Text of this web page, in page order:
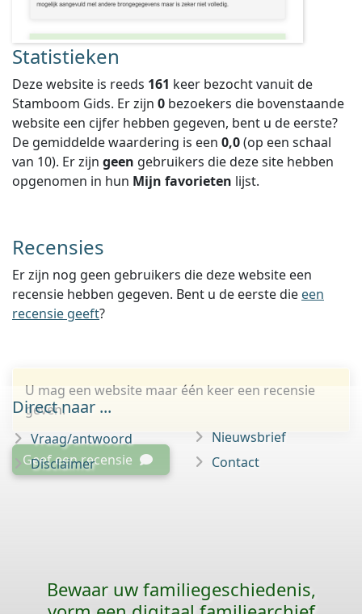
Statistieken
Deze website is reeds 161 keer bezocht vanuit de
Stamboom Gids. Er zijn 0 bezoekers die bovenstaande
website een cijfer hebben gegeven, bent u de eerste?
De gemiddelde waardering is een 0,0(op een schaal
van 10). Er zijn geen gebruikers die deze site hebben
opgenomen in hun Mijn favorieten lijst.
Recensies
Er zijn nog geen gebruikers die deze website een
recensie hebben gegeven. Bent u de eerste die een
recensie geeft?
U mag een website maar één keer een recensie
geven.
Geef een recensie
Direct naar ...
Vraag/antwoord
Disclaimer
Nieuwsbrief
Contact
Bewaar uw familie­geschiedenis,